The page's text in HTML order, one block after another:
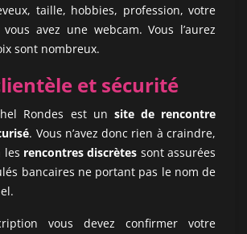
taille, hobbies, profession, votre
avez une webcam. Vous l’aurez
sont nombreux.
et sécurité
Rondes est un site de rencontre
. Vous n’avez donc rien à craindre,
les rencontres discrètes sont assurées
bancaires ne portant pas le nom de
vous devez confirmer votre